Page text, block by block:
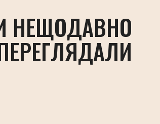
НЕЩОДАВНО